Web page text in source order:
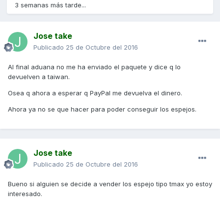
3 semanas más tarde...
Jose take
Publicado 25 de Octubre del 2016
Al final aduana no me ha enviado el paquete y dice q lo
devuelven a taiwan.
Osea q ahora a esperar q PayPal me devuelva el dinero.
Ahora ya no se que hacer para poder conseguir los espejos.
Jose take
Publicado 25 de Octubre del 2016
Bueno si alguien se decide a vender los espejo tipo tmax yo estoy
interesado.